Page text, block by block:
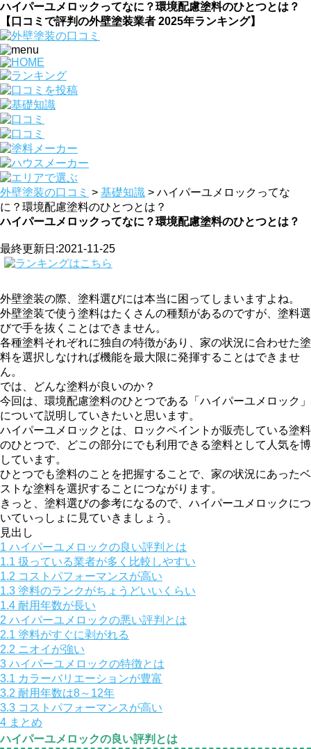
ハイパーユメロックってなに？環境配慮塗料のひとつとは？
【口コミで評判の外壁塗装業者 2025年ランキング】
外壁塗装の口コミ > 基礎知識 > ハイパーユメロックってな
に？環境配慮塗料のひとつとは？
ハイパーユメロックってなに？環境配慮塗料のひとつとは？
最終更新日:2021-11-25
外壁塗装の際、塗料選びには本当に困ってしまいますよね。
外壁塗装で使う塗料はたくさんの種類があるのですが、塗料選
びで手を抜くことはできません。
各種塗料それぞれに独自の特徴があり、家の状況に合わせた塗
料を選択しなければ機能を最大限に発揮することはできませ
ん。
では、どんな塗料が良いのか？
今回は、環境配慮塗料のひとつである「ハイパーユメロック」
について説明していきたいと思います。
ハイパーユメロックとは、ロックペイントが販売している塗料
のひとつで、どこの部分にでも利用できる塗料として人気を博
しています。
ひとつでも塗料のことを把握することで、家の状況にあったベ
ストな塗料を選択することにつながります。
きっと、塗料選びの参考になるので、ハイパーユメロックにつ
いていっしょに見ていきましょう。
見出し
1 ハイパーユメロックの良い評判とは
1.1 扱っている業者が多く比較しやすい
1.2 コストパフォーマンスが高い
1.3 塗料のランクがちょうどいいくらい
1.4 耐用年数が長い
2 ハイパーユメロックの悪い評判とは
2.1 塗料がすぐに剥がれる
2.2 ニオイが強い
3 ハイパーユメロックの特徴とは
3.1 カラーバリエーションが豊富
3.2 耐用年数は8～12年
3.3 コストパフォーマンスが高い
4 まとめ
ハイパーユメロックの良い評判とは